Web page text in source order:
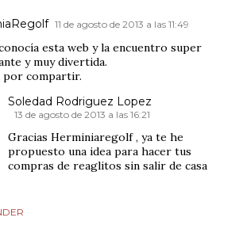
11 de agosto de 2013 a las 11:49
esta web y la encuentro super
y muy divertida.
por compartir.
Soledad Rodriguez Lopez
13 de agosto de 2013 a las 16:21
Gracias Herminiaregolf , ya te he
propuesto una idea para hacer tus
compras de reaglitos sin salir de casa